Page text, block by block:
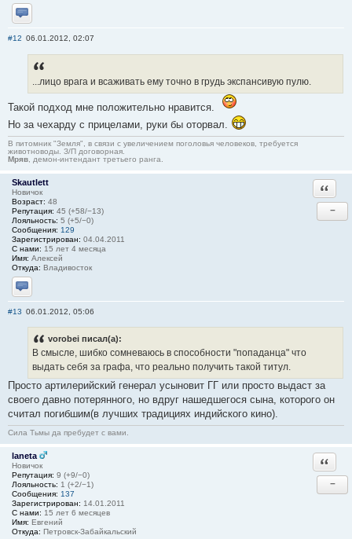
Отправить личное сообщение
#12 06.01.2012, 02:07
...лицо врага и всаживать ему точно в грудь экспансивую пулю.
Такой подход мне положительно нравится.
Но за чехарду с прицелами, руки бы оторвал.
В питомник "Земля", в связи с увеличением поголовья человеков, требуется
животноводы. З/П договорная.
Мряв , демон-интендант третьего ранга.
Skautlett
Новичок
Возраст: 48
Репутация: 45 (+58/−13)
Лояльность: 5 (+5/−0)
Сообщения: 129
Зарегистрирован: 04.04.2011
С нами: 15 лет 4 месяца
Имя: Алексей
Откуда: Владивосток
Отправить личное сообщение
−
#13 06.01.2012, 05:06
vorobei писал(а):
В смысле, шибко сомневаюсь в способности "попаданца" что
выдать себя за графа, что реально получить такой титул.
Просто артилерийский генерал усыновит ГГ или просто выдаст за
своего давно потерянного, но вдруг нашедшегося сына, которого он
считал погибшим(в лучших традициях индийского кино).
Сила Тьмы да пребудет с вами.
laneta
Новичок
Репутация: 9 (+9/−0)
Лояльность: 1 (+2/−1)
Сообщения: 137
Зарегистрирован: 14.01.2011
С нами: 15 лет 6 месяцев
Имя: Евгений
Откуда: Петровск-Забайкальский
−